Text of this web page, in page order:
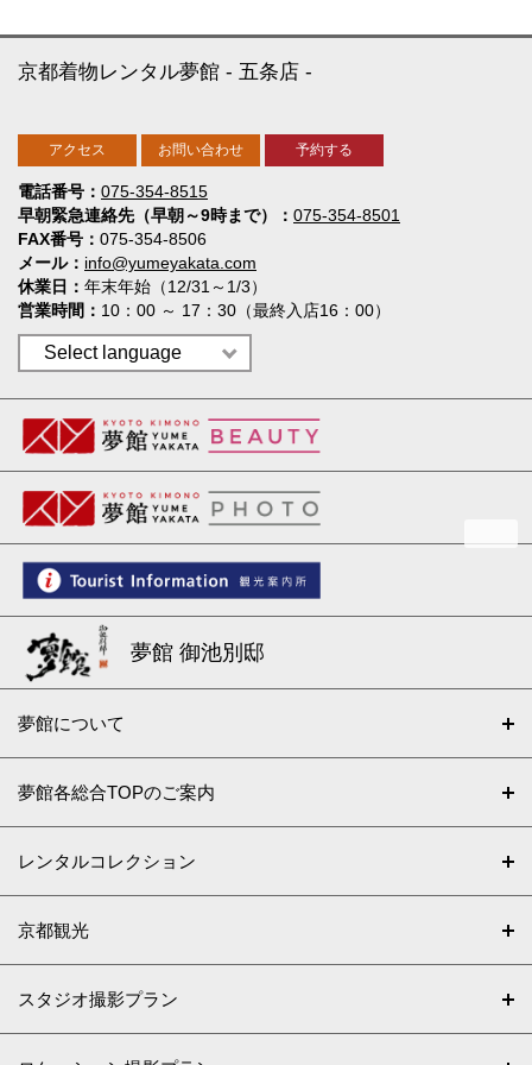
電話番号
075-354-8515
早朝緊急連絡先（早朝～9時まで）
075-354-8501
FAX番号
075-354-8506
メール
info@yumeyakata.com
休業日
年末年始（12/31～1/3）
営業時間
10：00 ～ 17：30（最終入店16：00）
京都着物レンタル夢館 五条店
アクセス お問い合わせ 予約する
夢館 御池別邸
夢館について
夢館各総合TOPのご案内
レンタルコレクション
京都観光
スタジオ撮影プラン